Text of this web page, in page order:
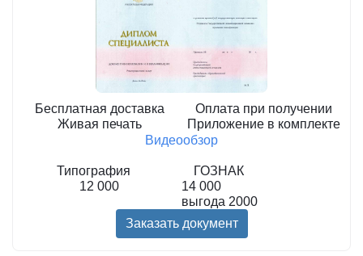
Бесплатная доставка
Живая печать
Оплата при получении
Приложение в комплекте
Видеообзор
Типография
ГОЗНАК
12 000
14 000
выгода 2000
Заказать документ